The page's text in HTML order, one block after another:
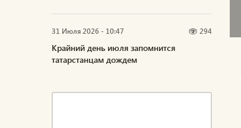
31 Июля 2026 - 10:47 294
Крайний день июля запомнится
татарстанцам дождем